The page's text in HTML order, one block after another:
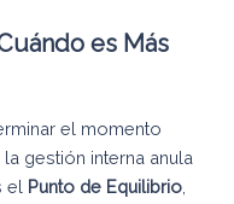
es Más
el momento
gestión interna anula
el Punto de Equilibrio